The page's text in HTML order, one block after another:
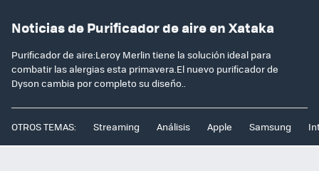
Noticias de Purificador de aire en Xataka
Purificador de aire:Leroy Merlin tiene la solución ideal para
combatir las alergias esta primavera.El nuevo purificador de
Dyson cambia por completo su diseño..
OTROS TEMAS: Streaming Análisis Apple Samsung